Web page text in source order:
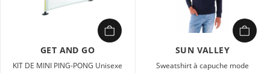
GET AND GO
KIT DE MINI PING-PONG Unisexe
SUN VALLEY
Sweatshirt à capuche mode